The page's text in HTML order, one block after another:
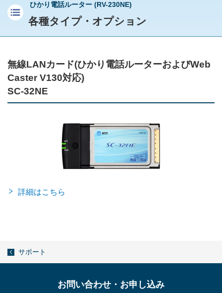
ホームゲートウェイ／ひかり電話ルーター
ひかり電話ルーター (RV-230NE)
ひかり電話ルーター (RV-230NE)
各種タイプ・オプション
無線LANカード(ひかり電話ルーターおよびWeb
Caster V130対応)
SC-32NE
詳細はこちら
サポート
お問い合わせ・お申し込み